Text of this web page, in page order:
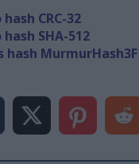
CRC-32
SHA-512
hash MurmurHash3F